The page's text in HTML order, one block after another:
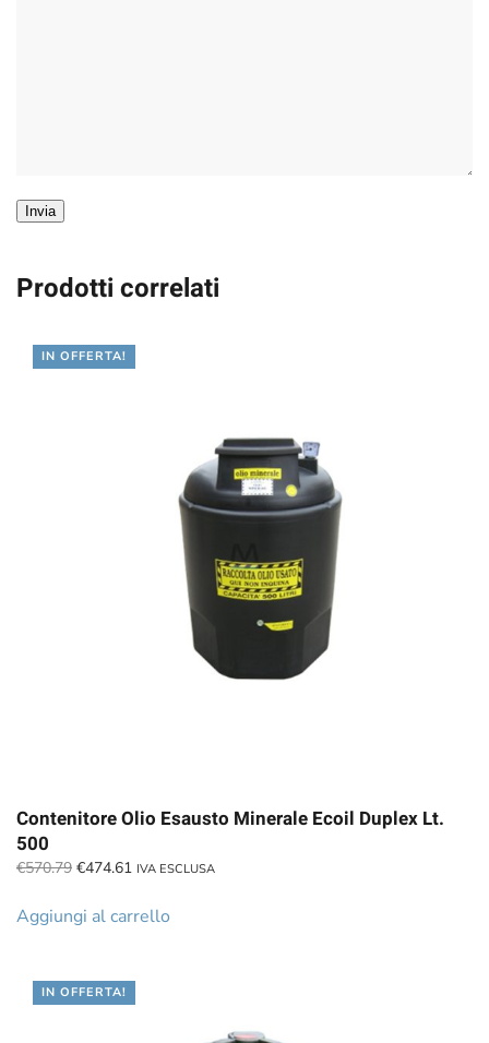
Invia
Prodotti correlati
IN OFFERTA!
Contenitore Olio Esausto Minerale Ecoil Duplex Lt.
500
€570.79 Il
originale
€474.61Il
attuale
IVA ESCLUSA
Aggiungi al carrello
IN OFFERTA!